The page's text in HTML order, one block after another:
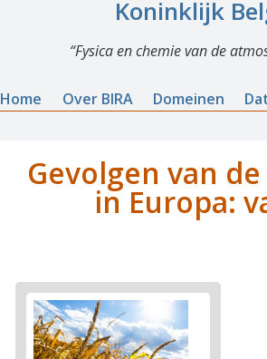
Koninklijk
Fysica en chemie van de
Home Over BIRA Domeinen
Gevolgen van
in Europa:
News
image
1